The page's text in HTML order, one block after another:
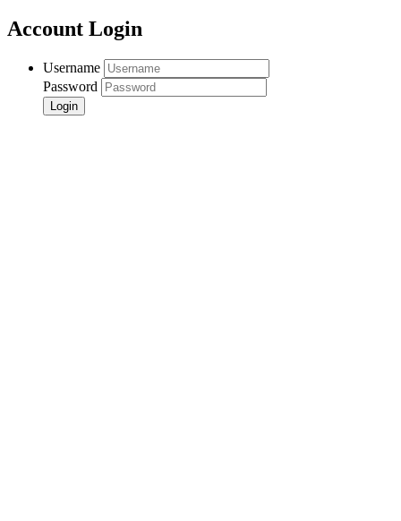
Account Login
Username
Password